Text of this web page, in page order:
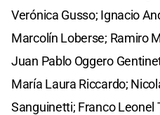
Verónica Gusso; Ignacio
Marcolín Loberse; Ramiro
Juan Pablo Oggero
María Laura Riccardo;
Sanguinetti; Franco Leonel